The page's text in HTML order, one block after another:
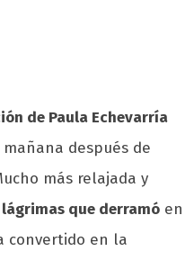
de Paula Echevarría
después de
más relajada y
que derramó en
convertido en la